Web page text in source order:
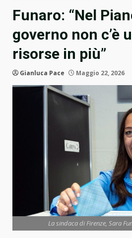
Funaro: “Nel
governo non c’è
risorse in più”
Gianluca Pace Maggio 22, 2026
La sindaca di Firenze, Sara